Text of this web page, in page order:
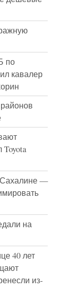
по
кавалер
—
на
40 лет
из-